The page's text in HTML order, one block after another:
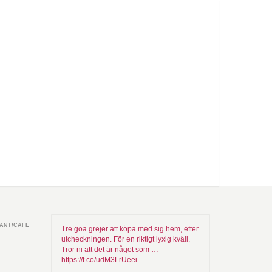
CAFE
Tre goa grejer att köpa med sig hem, efter
utcheckningen. För en riktigt lyxig kväll.
Tror ni att det är något som …
https://t.co/udM3LrUeei